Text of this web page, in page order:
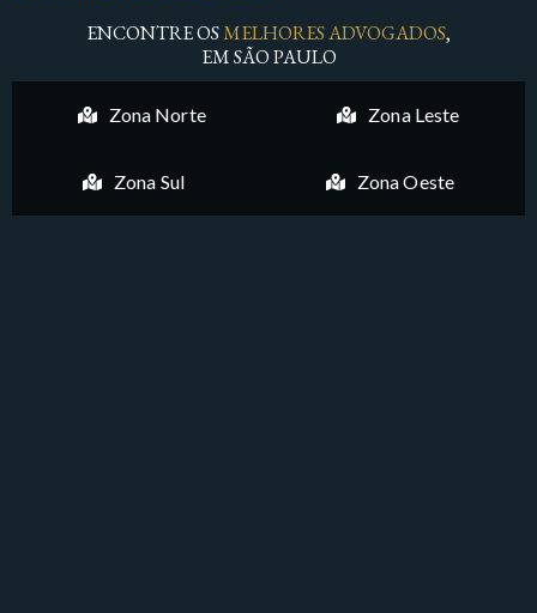
ENCONTRE OSMELHORES ADVOGADOS,
EM SÃO PAULO
Zona Norte Zona Leste
Zona Sul Zona Oeste